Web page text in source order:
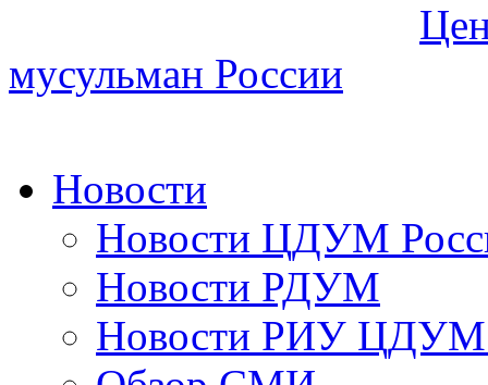
мусульман России
Новости
Новости ЦДУМ
Новости РДУМ
Новости РИУ ЦДУМ